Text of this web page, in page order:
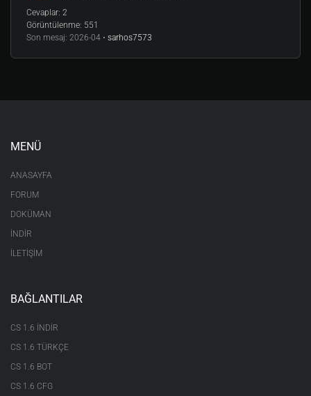
Cevaplar: 2
Görüntülenme: 551
Son mesaj: 2026-04 • sarhos7573
MENÜ
ANASAYFA
FORUM
DOKÜMAN
İNDİR
İLETİŞİM
BAĞLANTILAR
CS 1.6 INDIR
CS 1.6 TÜRKÇE
CS 1.6 BOT
CS 1.6 CFG